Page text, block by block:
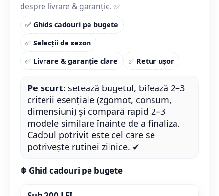
despre livrare & garanție. ✅
✅ Ghids cadouri pe bugete
✅ Selecții de sezon
✅ Livrare & garanție clare ✅ Retur ușor
Pe scurt: setează bugetul, bifează 2–3
criterii esențiale (zgomot, consum,
dimensiuni) și compară rapid 2–3
modele similare înainte de a finaliza.
Cadoul potrivit este cel care se
potrivește rutinei zilnice. ✔
❄ Ghid cadouri pe bugete